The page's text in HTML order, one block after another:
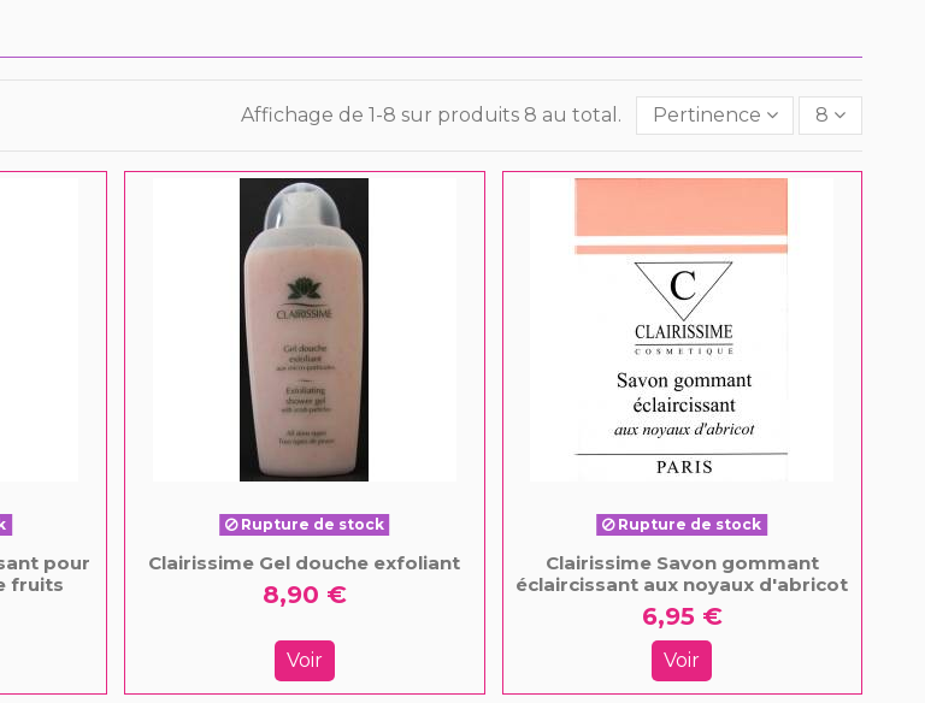
Affichage de 1-8 sur produits 8 au total. Pertinence 8
pour
fruits
Rupture de stock
Clairissime Gel douche exfoliant
8,90 €
Voir
Rupture de stock
Clairissime Savon gommant
éclaircissant aux noyaux d'abricot
6,95 €
Voir